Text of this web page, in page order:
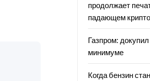
продолжает
падающем
Газпром:
минимуме
Когда бензин